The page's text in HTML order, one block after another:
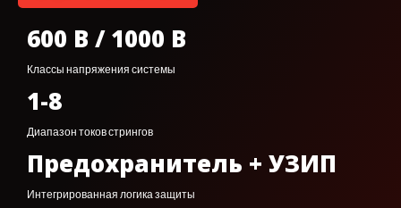
600 В / 1000 В
Классы напряжения системы
1-8
Диапазон токов стрингов
Предохранитель + УЗИП
Интегрированная логика защиты